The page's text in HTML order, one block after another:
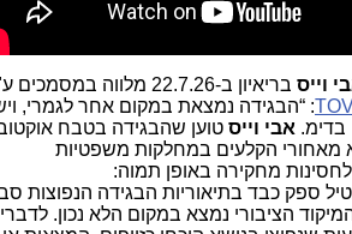
בריאיון ב-22.7.26 מלווה במסמכים ע"י
: “הבגידה נמצאת במקום אחר לגמרי, ויש
אבי וייס טוען שהבגידה בטבח אוקטובר
הקלעים במחלקות משפטיות
מחקירה באופן תמוה:
כבד בתיאוריות הבגידה הנפוצות סביב
כי המיקוד הציבורי נמצא במקום הלא נכון. לדבריו,